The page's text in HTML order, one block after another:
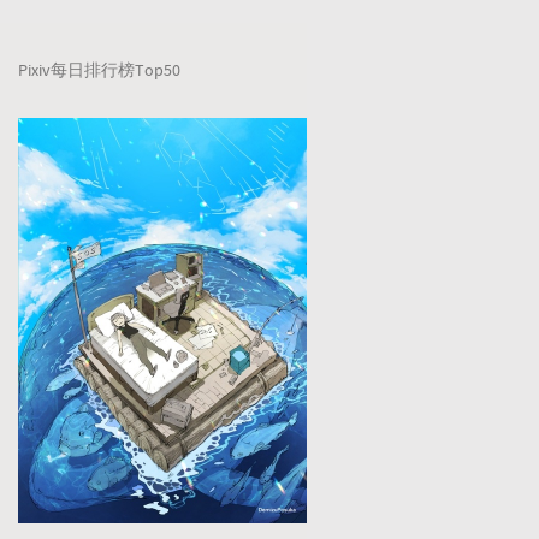
Pixiv每日排行榜Top50